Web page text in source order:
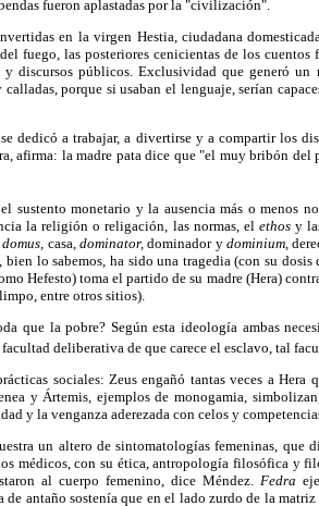
fueron aplastadas por la "civilización".
en la virgen Hestia, ciudadana
fuego, las posteriores cenicientas de los cuentos
discursos públicos. Exclusividad que generó un
porque si usaban el lenguaje, serían
dedicó a trabajar, a divertirse y a compartir los
afirma: la madre pata dice que "el muy bribón del
sustento monetario y la ausencia más o menos
la religión o religación, las normas, el ethosy
domus, casa,dominator, dominador ydominium,
lo sabemos, ha sido una tragedia (con su dosis
Hefesto) toma el partido de su madre (Hera)
entre otros sitios).
que la pobre? Según esta ideología ambas
deliberativa de que carece el esclavo, tal
sociales: Zeus engañó tantas veces a Hera
y Ártemis, ejemplos de monogamia,
y la venganza aderezada con celos y
un altero de sintomatologías femeninas, que
médicos, con su ética, antropología filosófica y
al cuerpo femenino, dice Méndez. Fedra
antaño sostenía que en el lado zurdo de la